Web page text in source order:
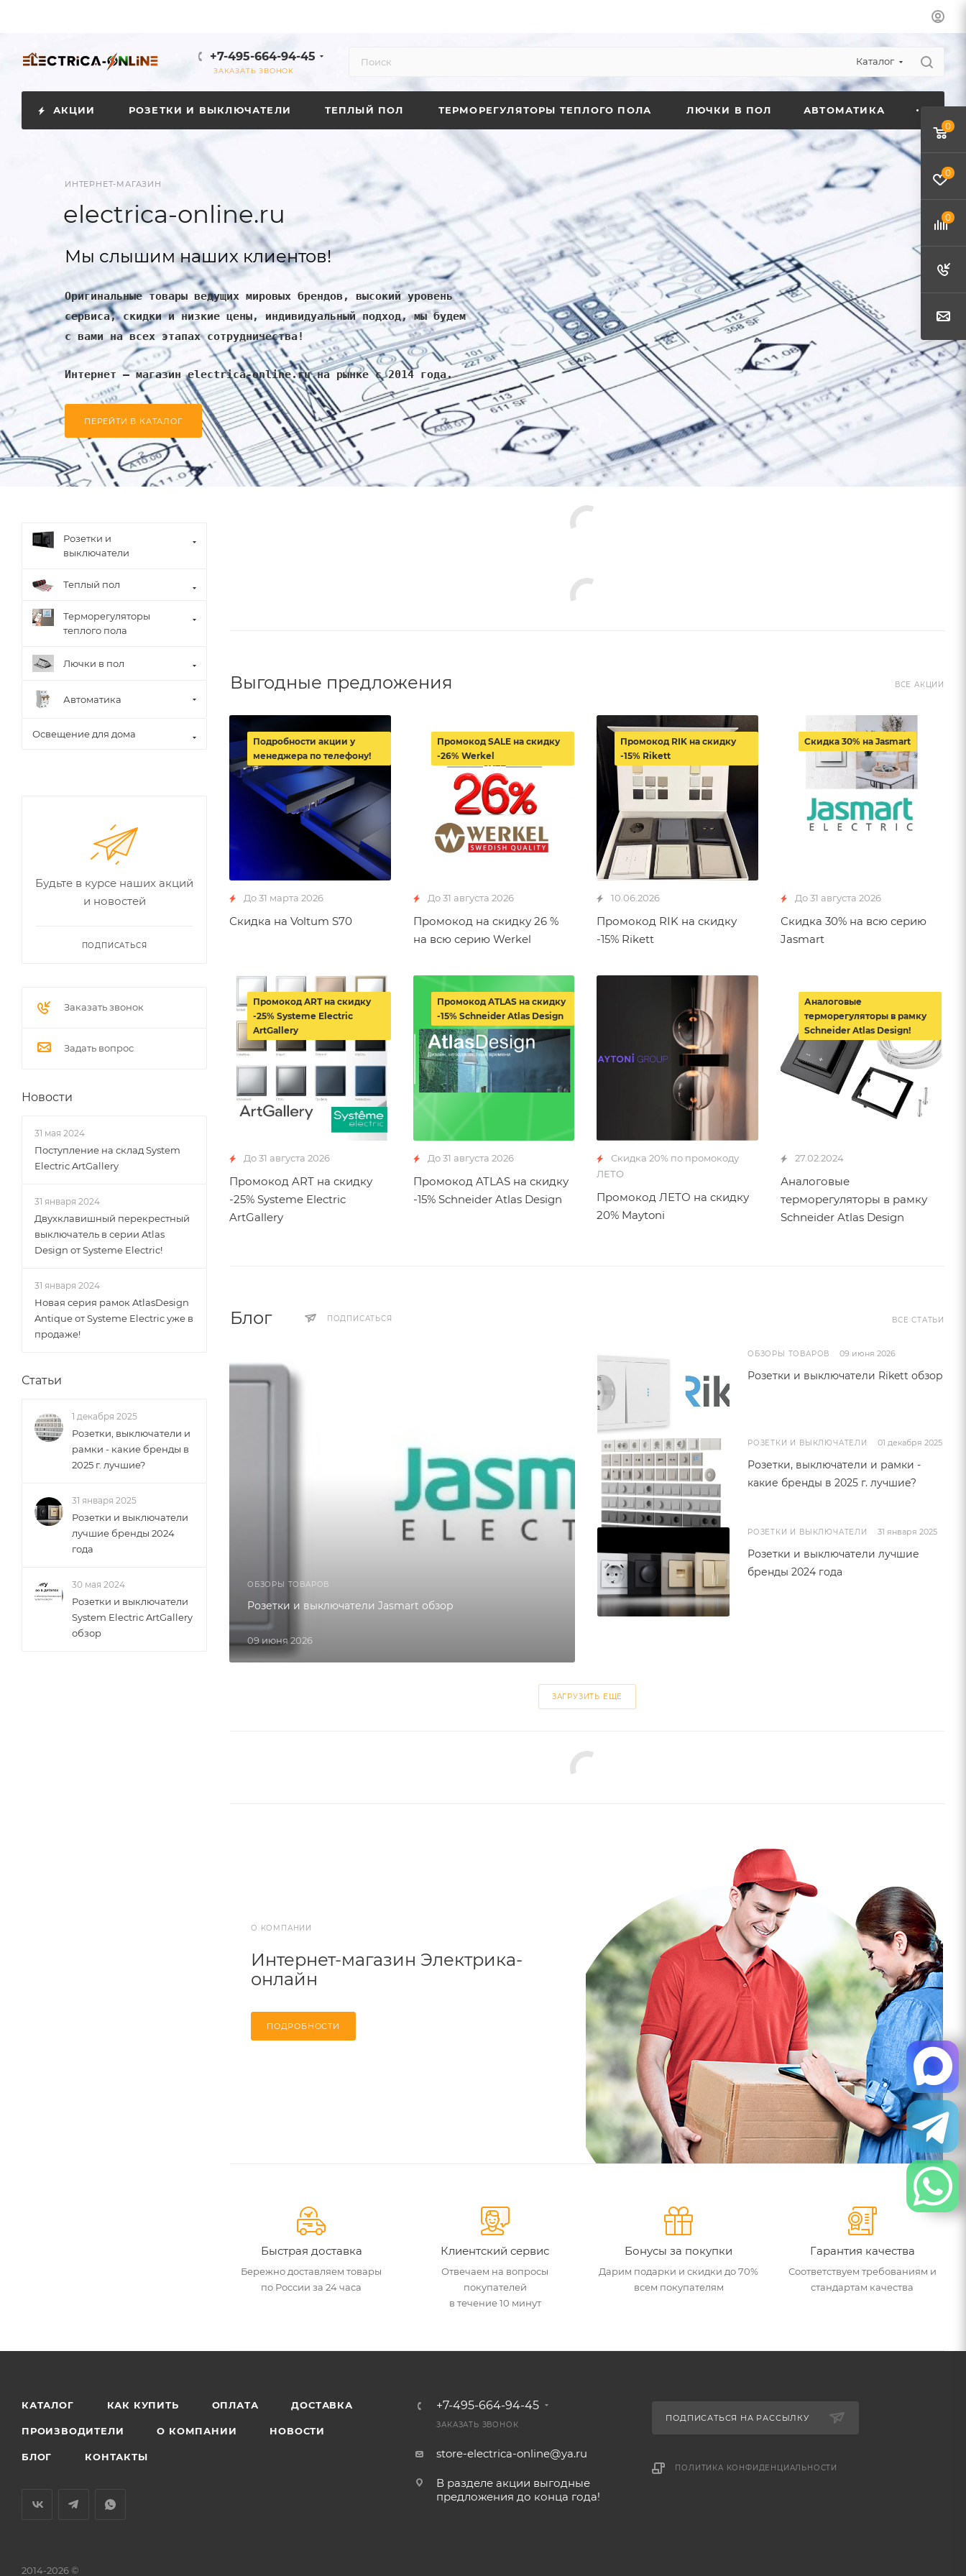
+7-495-664-94-45
ЗАКАЗАТЬ ЗВОНОК
Каталог
АКЦИИ РОЗЕТКИ И ВЫКЛЮЧАТЕЛИ ТЕПЛЫЙ ПОЛ ТЕРМОРЕГУЛЯТОРЫ ТЕПЛОГО ПОЛА ЛЮЧКИ В ПОЛ АВТОМАТИКА
ИНТЕРНЕТ-МАГАЗИН
electrica-online.ru
Мы слышим наших клиентов!
Оригинальные товары ведущих мировых брендов, высокий уровень
сервиса, скидки и низкие цены, индивидуальный подход, мы будем
с вами на всех этапах сотрудничества!
Интернет – магазин electrica-online.ru на рынке с 2014 года.
ПЕРЕЙТИ В КАТАЛОГ
Выгодные предложения ВСЕ АКЦИИ
До 31 марта 2026
Скидка на Voltum S70
Подробности акции у
менеджера по телефону!
До 31 августа 2026
Промокод на скидку 26 %
на всю серию Werkel
Промокод SALE на скидку
-26% Werkel
10.06.2026
Промокод RIK на скидку
-15% Rikett
Промокод RIK на скидку
-15% Rikett
До 31 августа 2026
Скидка 30% на всю серию
Jasmart
Скидка 30% на Jasmart
До 31 августа 2026
Промокод ART на скидку
-25% Systeme Electric
ArtGallery
Промокод ART на скидку
-25% Systeme Electric
ArtGallery
До 31 августа 2026
Промокод ATLAS на скидку
-15% Schneider Atlas Design
Промокод ATLAS на скидку
-15% Schneider Atlas Design
Скидка 20% по промокоду
ЛЕТО
Промокод ЛЕТО на скидку
20% Maytoni
27.02.2024
Аналоговые
терморегуляторы в рамку
Schneider Atlas Design
Аналоговые
терморегуляторы в рамку
Schneider Atlas Design!
Блог ПОДПИСАТЬСЯ ВСЕ СТАТЬИ
ОБЗОРЫ ТОВАРОВ
09 июня 2026
Розетки и выключатели Jasmart обзор
ОБЗОРЫ ТОВАРОВ 09 июня 2026
Розетки и выключатели Rikett обзор
РОЗЕТКИ И ВЫКЛЮЧАТЕЛИ 01 декабря 2025
Розетки, выключатели и рамки -
какие бренды в 2025 г. лучшие?
РОЗЕТКИ И ВЫКЛЮЧАТЕЛИ 31 января 2025
Розетки и выключатели лучшие
бренды 2024 года
ЗАГРУЗИТЬ ЕЩЕ
О КОМПАНИИ
Интернет-магазин Электрика-
онлайн
ПОДРОБНОСТИ
Быстрая доставка
Бережно доставляем товары
по России за 24 часа
Клиентский сервис
Отвечаем на вопросы
покупателей
в течение 10 минут
Бонусы за покупки
Дарим подарки и скидки до 70%
всем покупателям
Гарантия качества
Соответствуем требованиям и
стандартам качества
Розетки и
выключатели
Теплый пол
Терморегуляторы
теплого пола
Лючки в пол
Автоматика
Освещение для дома
Будьте в курсе наших акций
и новостей
ПОДПИСАТЬСЯ
Заказать звонок
Задать вопрос
Новости
31 мая 2024
Поступление на склад System
Electric ArtGallery
31 января 2024
Двухклавишный перекрестный
выключатель в серии Atlas
Design от Systeme Electric!
31 января 2024
Новая серия рамок AtlasDesign
Antique от Systeme Electric уже в
продаже!
Статьи
1 декабря 2025
Розетки, выключатели и
рамки - какие бренды в
2025 г. лучшие?
31 января 2025
Розетки и выключатели
лучшие бренды 2024
года
30 мая 2024
Розетки и выключатели
System Electric ArtGallery
обзор
КАТАЛОГ КАК КУПИТЬ ОПЛАТА ДОСТАВКА
ПРОИЗВОДИТЕЛИ О КОМПАНИИ НОВОСТИ
БЛОГ КОНТАКТЫ
+7-495-664-94-45
ЗАКАЗАТЬ ЗВОНОК
store-electrica-online@ya.ru
В разделе акции выгодные
предложения до конца года!
ПОДПИСАТЬСЯ НА РАССЫЛКУ
ПОЛИТИКА КОНФИДЕНЦИАЛЬНОСТИ
2014-2026 ©
0
0
0